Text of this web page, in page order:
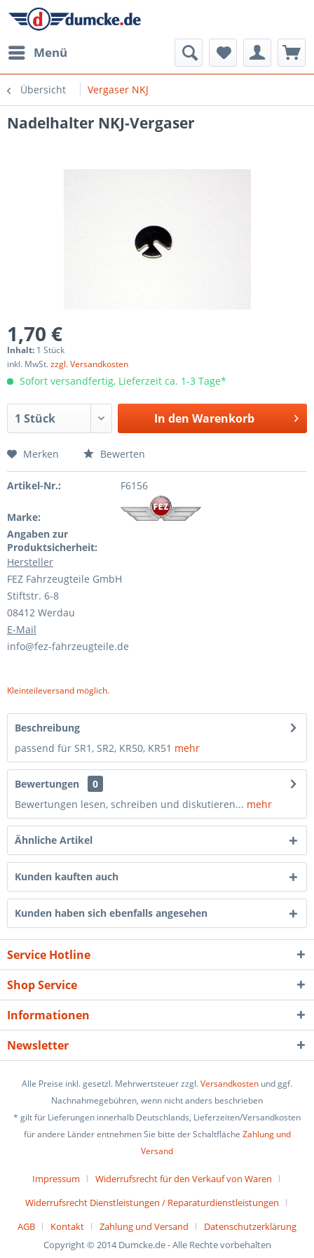
Menü
Übersicht Vergaser NKJ
Nadelhalter NKJ-Vergaser
1,70 €
Inhalt: 1 Stück
inkl. MwSt.zzgl. Versandkosten
Sofort versandfertig, Lieferzeit ca. 1-3 Tage*
In den Warenkorb
Merken Bewerten
Artikel-Nr.: F6156
Marke:
Angaben zur
Produktsicherheit:
Hersteller
FEZ Fahrzeugteile GmbH
Stiftstr. 6-8
08412 Werdau
E-Mail
info@fez-fahrzeugteile.de
Kleinteileversand möglich.
Beschreibung
passend für SR1, SR2, KR50, KR51 mehr
Bewertungen
0
Bewertungen lesen, schreiben und diskutieren... mehr
Ähnliche Artikel
Kunden kauften auch
Kunden haben sich ebenfalls angesehen
Service Hotline
Shop Service
Informationen
Newsletter
Alle Preise inkl. gesetzl. Mehrwertsteuer zzgl.Versandkosten und ggf.
Nachnahmegebühren, wenn nicht anders beschrieben
* gilt für Lieferungen innerhalb Deutschlands, Lieferzeiten/Versandkosten
für andere Länder entnehmen Sie bitte der Schaltfläche Zahlung und
Versand
Impressum
Widerrufsrecht für den Verkauf von Waren
Widerrufsrecht Dienstleistungen / Reparaturdienstleistungen
AGB
Kontakt Zahlung und Versand
Datenschutzerklärung
Copyright © 2014 Dumcke.de - Alle Rechte vorbehalten